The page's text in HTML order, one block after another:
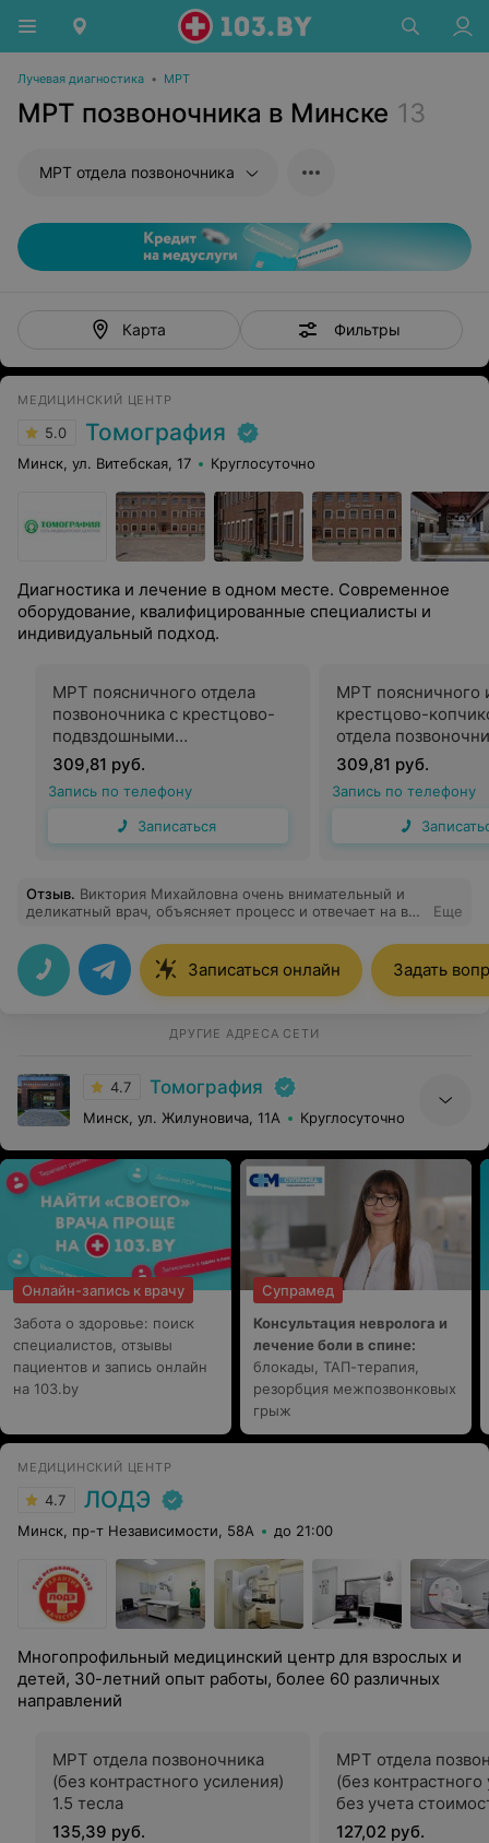
Лучевая диагностика • МРТ
МРТ позвоночника в Минске 13
МРТ отдела позвоночника
Карта Фильтры
МЕДИЦИНСКИЙ ЦЕНТР
5.0 Томография
Минск, ул. Витебская, 17 Круглосуточно
Диагностика и лечение в одном месте. Современное
оборудование, квалифицированные специалисты и
индивидуальный подход.
МРТ поясничного отдела
позвоночника с крестцово-
подвздошными
сочленениями и спинного
мозга без контрастного
усиления
309,81 руб.
Запись по телефону
Записаться
МРТ поясничного
крестцово-
отдела
контрастного
309,81 руб.
Запись по телефону
Отзыв. Виктория Михайловна очень внимательный и
деликатный врач, объясняет процесс и отвечает на все
страшно.
Еще
Записаться онлайн Задать
ДРУГИЕ АДРЕСА СЕТИ
4.7 Томография
Минск, ул. Жилуновича, 11А Круглосуточно
Онлайн-запись к врачу
Забота о здоровье: поиск
специалистов, отзывы
пациентов и запись онлайн
на 103.by
Супрамед
Консультация невролога и
лечение боли в спине:
блокады, ТАП-терапия,
резорбция межпозвонковых
грыж
МЕДИЦИНСКИЙ ЦЕНТР
4.7 ЛОДЭ
Минск, пр-т Независимости, 58А до 21:00
Многопрофильный медицинский центр для взрослых и
детей, 30-летний опыт работы, более 60 различных
направлений
МРТ отдела позвоночника
(без контрастного усиления)
1.5 тесла
135,39 руб.
МРТ отдела
(без
без учета
1.5 тесла
127,02 руб.